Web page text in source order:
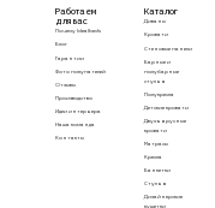
Работаем
для вас
Почему Idealbeds
Блог
Гарантии
Фото покупателей
Отзывы
Производство
Идеи интерьера
Наша команда
Контакты
Каталог
Диваны
Кровати
Стеновые панели
Барные и
полубарные
стулья
Полукресла
Детские кровати
Двухъярусные
кровати
Матрасы
Кресла
Банкетки
Стулья
Дизайнерские
кушетки